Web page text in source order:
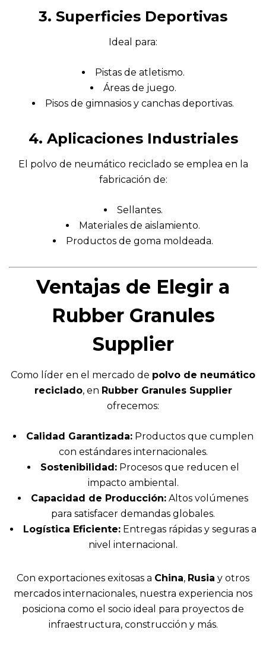
3. Superficies Deportivas
Ideal para:
Pistas de atletismo.
Áreas de juego.
Pisos de gimnasios y canchas deportivas.
4. Aplicaciones Industriales
El polvo de neumático reciclado se emplea en la
fabricación de:
Sellantes.
Materiales de aislamiento.
Productos de goma moldeada.
Ventajas de Elegir a
Rubber Granules
Supplier
Como líder en el mercado de polvo de neumático
reciclado, en Rubber Granules Supplier
ofrecemos:
Calidad Garantizada:Productos que cumplen
con estándares internacionales.
Sostenibilidad:Procesos que reducen el
impacto ambiental.
Capacidad de Producción: Altos volúmenes
para satisfacer demandas globales.
Logística Eficiente:Entregas rápidas y seguras a
nivel internacional.
Con exportaciones exitosas a China, Rusia y otros
mercados internacionales, nuestra experiencia nos
posiciona como el socio ideal para proyectos de
infraestructura, construcción y más.